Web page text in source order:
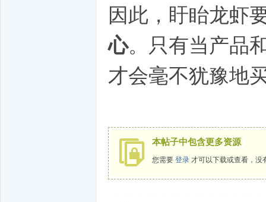
因此，盱眙龙虾
心。只有当产品
才会毫不犹豫地
本帖子中包含更多资源
您需要 登录 才可以下载或查看，没